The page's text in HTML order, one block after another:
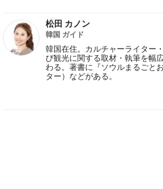
松田 カノン
韓国 ガイド
韓国在住。カルチャーライター
び観光に関する取材・執筆を幅
わる。著書に『ソウルまるごと
ター）などがある。